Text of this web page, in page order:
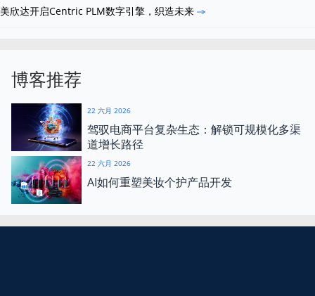
美欣达开启Centric PLM数字引擎，织造未来
博客推荐
22 六月 2026
驾驭电商平台复杂生态：解锁可规模化多渠
道增长路径
22 六月 2026
AI如何重塑美妆个护产品开发